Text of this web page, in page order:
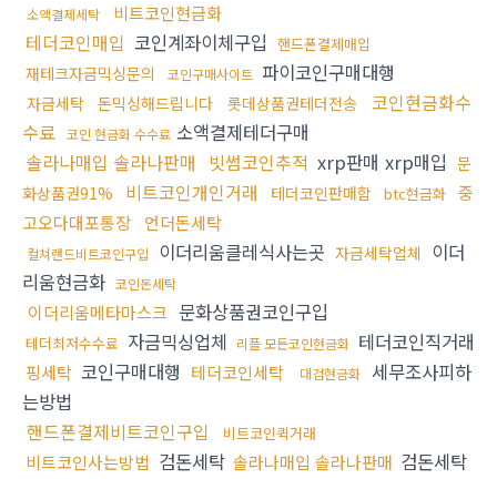
소액결제세탁
비트코인현금화
테더코인매입 코인계좌이체구입 핸드폰결제매입
재테크자금믹싱문의 코인구매사이트 파이코인구매대행
자금세탁 돈믹싱해드립니다 롯데상품권테더전송
코인현금화수
수료 코인 현금화 수수료 소액결제테더구매
솔라나매입 솔라나판매 빗썸코인추적 xrp판매 xrp매입 문
화상품권91%
비트코인개인거래 테더코인판매함 btc현금화 중
고오다대포통장
언더돈세탁
컬쳐랜드비트코인구입 이더리움클레식사는곳 자금세탁업체 이더
리움현금화 코인돈세탁
이더리움메타마스크 문화상품권코인구입
테더최저수수료 자금믹싱업체 리플 모든코인현금화 테더코인직거래
핑세탁 코인구매대행 테더코인세탁 대검현금화
세무조사피하
는방법
핸드폰결제비트코인구입
비트코인퀵거래
비트코인사는방법 검돈세탁 솔라나매입 솔라나판매 검돈세탁